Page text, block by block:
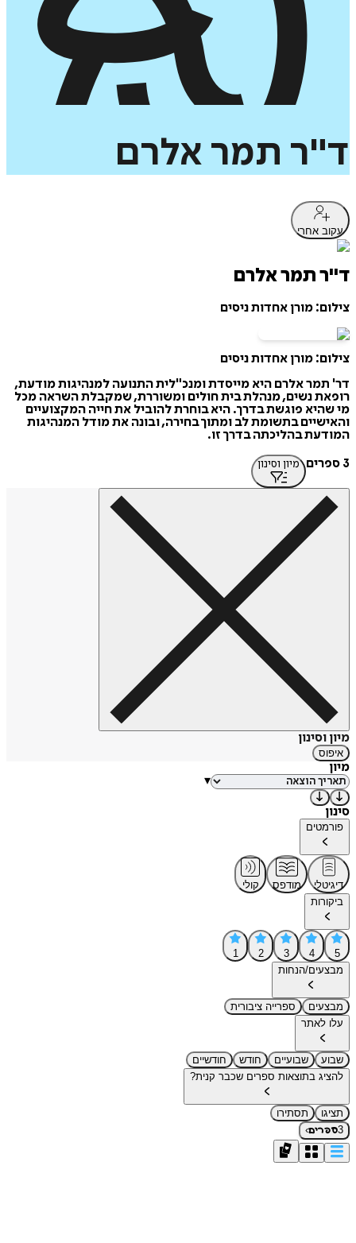
ד"ר תמר אלרם
עקוב אחרי
ד"ר תמר אלרם
צילום: מורן אחדות ניסים
צילום: מורן אחדות ניסים
דר' תמר אלרם היא מייסדת ומנכ"לית התנועה למנהיגות מודעת,
רופאת נשים, מנהלת בית חולים ומשוררת, שמקבלת השראה מכל
מי שהיא פוגשת בדרך. היא בוחרת להוביל את חייה המקצועיים
והאישיים בתשומת לב ומתוך בחירה, ובונה את מודל המנהיגות
המודעת בהליכתה בדרך זו.
3 ספרים
מיון וסינון
מיון וסינון
איפוס
מיון
▾
סינון
פורמטים
דיגיטלי מודפס
קולי
ביקורות
5
4
3
2
1
מבצעים/הנחות
מבצעים
ספרייה ציבורית
עלו לאתר
שבוע שבועיים חודש
חודשיים
להציג בתוצאות ספרים שכבר קנית?
תציגו
תסתירו
3ספרים›